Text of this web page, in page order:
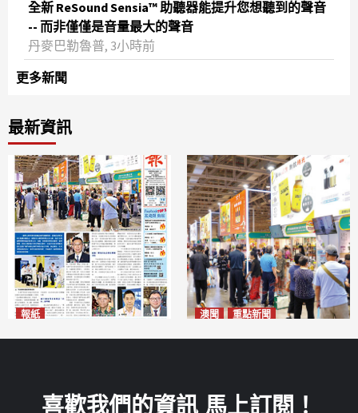
全新 ReSound Sensia™ 助聽器能提升您想聽到的聲音
-- 而非僅僅是音量最大的聲音
丹麥巴勒魯普, 3小時前
更多新聞
最新資訊
報紙 澳聞 重點新聞
2026-08-10
喜歡我們的資訊 馬上訂閱！